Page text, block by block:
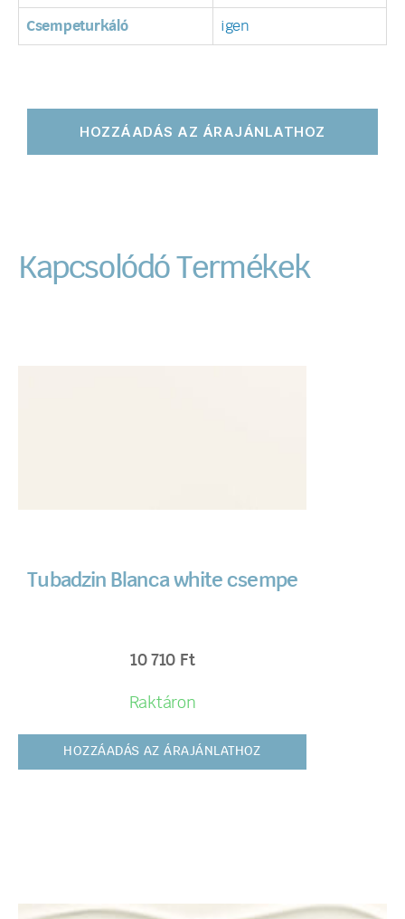
Csempeturkáló igen
HOZZÁADÁS AZ ÁRAJÁNLATHOZ
Kapcsolódó Termékek
Tubadzin Blanca white csempe
10 710 Ft
Raktáron
HOZZÁADÁS AZ ÁRAJÁNLATHOZ